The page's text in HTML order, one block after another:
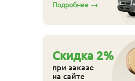
Подробнее
Cкидка 2%
при заказе
на сайте